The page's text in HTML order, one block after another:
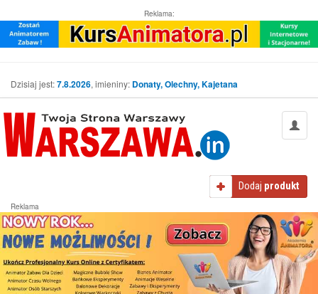
Reklama:
Dzisiaj jest:7.8.2026, imieniny: Donaty, Olechny, Kajetana
Dodaj produkt
Reklama